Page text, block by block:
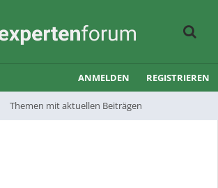
Themen mit aktuellen Beiträgen
ANMELDEN REGISTRIEREN